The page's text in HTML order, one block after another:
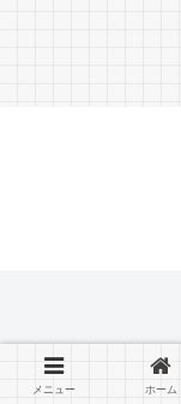
メニュー ホーム